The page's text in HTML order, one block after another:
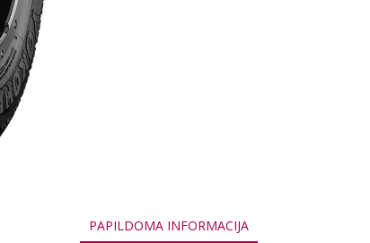
PAPILDOMA INFORMACIJA